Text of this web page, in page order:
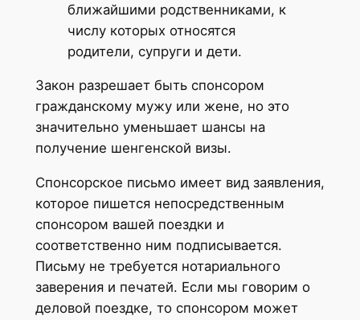
ближайшими родственниками, к
числу которых относятся
родители, супруги и дети.
Закон разрешает быть спонсором
гражданскому мужу или жене, но это
значительно уменьшает шансы на
получение шенгенской визы.
Спонсорское письмо имеет вид заявления,
которое пишется непосредственным
спонсором вашей поездки и
соответственно ним подписывается.
Письму не требуется нотариального
заверения и печатей. Если мы говорим о
деловой поездке, то спонсором может